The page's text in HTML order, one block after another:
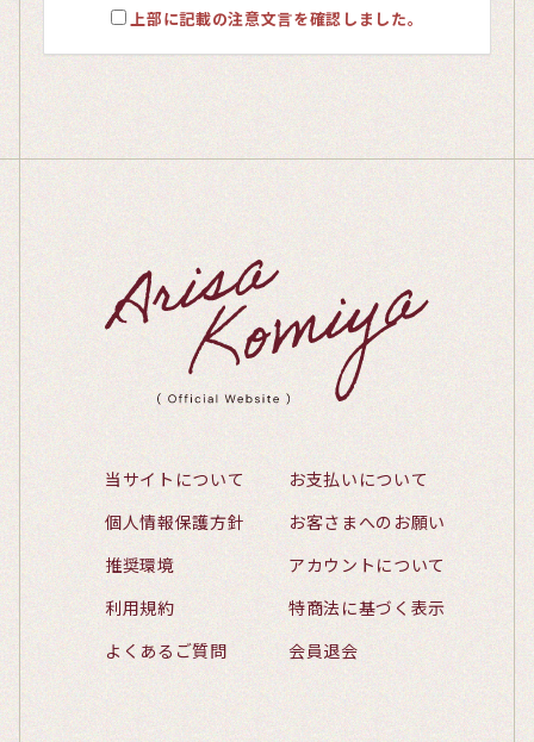
上部に記載の注意文言を確認しました。
当サイトについて
お支払いについて
個人情報保護方針
お客さまへのお願い
推奨環境
アカウントについて
利用規約
特商法に基づく表示
よくあるご質問
会員退会